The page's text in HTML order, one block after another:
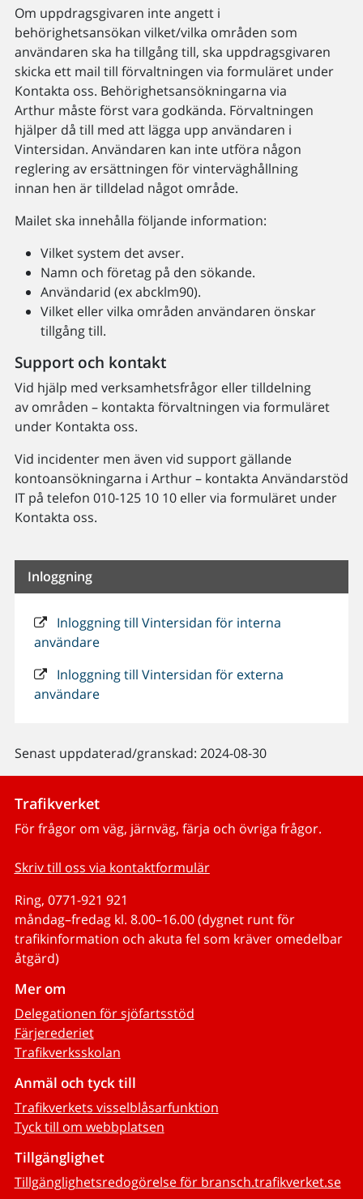
Om uppdragsgivaren inte angett i
behörighetsansökan vilket/vilka områden som
användaren ska ha tillgång till, ska uppdragsgivaren
skicka ett mail till förvaltningen via formuläret under
Kontakta oss. Behörighetsansökningarna via
Arthur måste först vara godkända. Förvaltningen
hjälper då till med att lägga upp användaren i
Vintersidan. Användaren kan inte utföra någon
reglering av ersättningen för vinterväghållning
innan hen är tilldelad något område.
Mailet ska innehålla följande information:
Vilket system det avser.
Namn och företag på den sökande.
Användarid (ex abcklm90).
Vilket eller vilka områden användaren önskar
tillgång till.
Support och kontakt
Vid hjälp med verksamhetsfrågor eller tilldelning
av områden – kontakta förvaltningen via formuläret
under Kontakta oss.
Vid incidenter men även vid support gällande
kontoansökningarna i Arthur – kontakta Användarstöd
IT på telefon 010-125 10 10 eller via formuläret under
Kontakta oss.
Inloggning
Inloggning till Vintersidan för interna
användare
Inloggning till Vintersidan för externa
användare
Senast uppdaterad/granskad: 2024-08-30
Trafikverket
För frågor om väg, järnväg, färja och övriga frågor.
Skriv till oss via kontaktformulär
Ring, 0771-921 921
måndag–fredag kl. 8.00–16.00 (dygnet runt för
trafikinformation och akuta fel som kräver omedelbar
åtgärd)
Mer om
Delegationen för sjöfartsstöd
Färjerederiet
Trafikverksskolan
Anmäl och tyck till
Trafikverkets visselblåsarfunktion
Tyck till om webbplatsen
Tillgänglighet
Tillgänglighetsredogörelse för bransch.trafikverket.se